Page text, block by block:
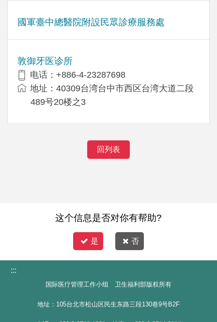
國軍臺中總醫院附設民眾診療服務處
敦御牙医诊所
电话：+886-4-23287698
地址：40309台湾台中市西区台湾大道二段
489号20楼之3
回列表
这个信息是否对你有帮助?
是 否
:::
国际医疗管理工作小组 卫生福利部版权所有
地址：105台北市松山区民生东路三段130巷9号B2F